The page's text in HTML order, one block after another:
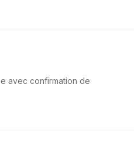
avec confirmation de